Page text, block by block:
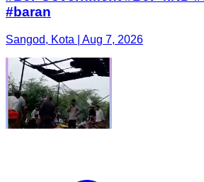
#baran
Sangod, Kota | Aug 7, 2026